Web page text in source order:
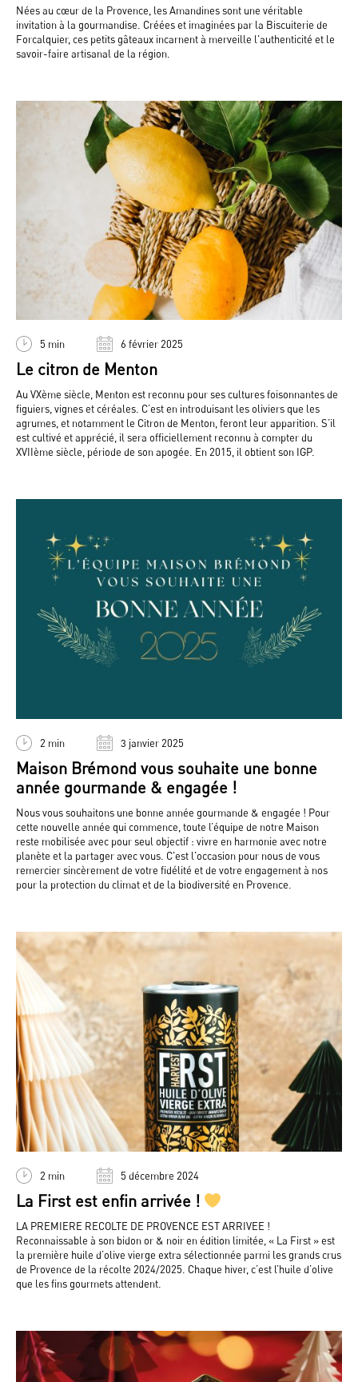
Nées au cœur de la Provence, les Amandines sont une véritable
invitation à la gourmandise. Créées et imaginées par la Biscuiterie de
Forcalquier, ces petits gâteaux incarnent à merveille l'authenticité et le
savoir-faire artisanal de la région.
5 min 6 février 2025
Le citron de Menton
Au VXème siècle, Menton est reconnu pour ses cultures foisonnantes de
figuiers, vignes et céréales. C’est en introduisant les oliviers que les
agrumes, et notamment le Citron de Menton, feront leur apparition. S’il
est cultivé et apprécié, il sera officiellement reconnu à compter du
XVIIème siècle, période de son apogée. En 2015, il obtient son IGP.
2 min 3 janvier 2025
Maison Brémond vous souhaite une bonne
année gourmande & engagée !
Nous vous souhaitons une bonne année gourmande & engagée ! Pour
cette nouvelle année qui commence, toute l’équipe de notre Maison
reste mobilisée avec pour seul objectif : vivre en harmonie avec notre
planète et la partager avec vous. C'est l'occasion pour nous de vous
remercier sincèrement de votre fidélité et de votre engagement à nos
pour la protection du climat et de la biodiversité en Provence.
2 min 5 décembre 2024
La First est enfin arrivée !
LA PREMIERE RECOLTE DE PROVENCE EST ARRIVEE !
Reconnaissable à son bidon or & noir en édition limitée, « La First » est
la première huile d’olive vierge extra sélectionnée parmi les grands crus
de Provence de la récolte 2024/2025. Chaque hiver, c’est l’huile d’olive
que les fins gourmets attendent.